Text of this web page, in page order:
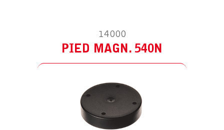
14000
PIED MAGN. 540N